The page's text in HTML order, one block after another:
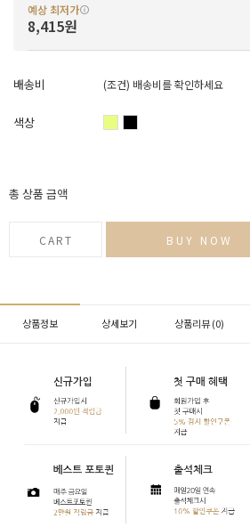
예상 최저가
8,415원
배송비 (조건) 배송비를 확인하세요
색상
총 상품 금액
CART BUY NOW
상품정보 상세보기 상품리뷰 (0)